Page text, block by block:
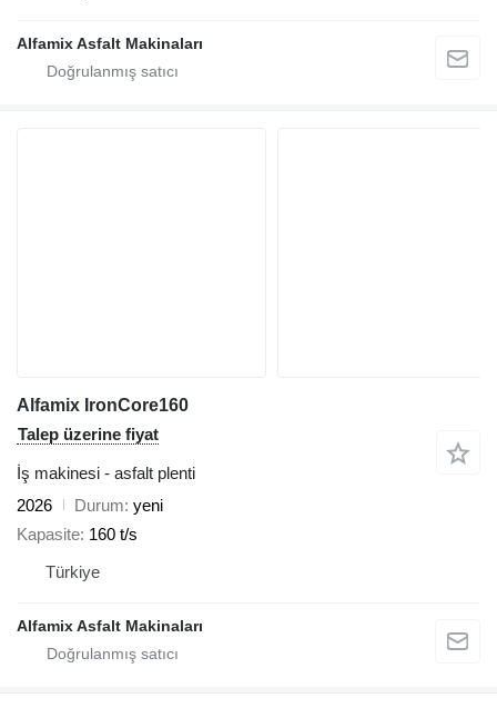
Alfamix Asfalt Makinaları
Alfamix IronCore160
Talep üzerine fiyat
İş makinesi - asfalt plenti
2026
Durum yeni
Kapasite 160 t/s
Türkiye
Alfamix Asfalt Makinaları